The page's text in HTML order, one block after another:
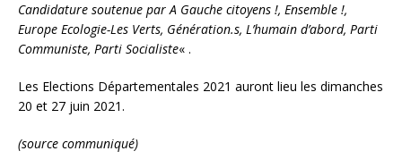
Candidature soutenue par A Gauche citoyens !, Ensemble !,
Europe Ecologie-Les Verts, Génération.s, L’humain d’abord, Parti
Communiste, Parti Socialiste« .
Les Elections Départementales 2021 auront lieu les dimanches
20 et 27 juin 2021.
(source communiqué)